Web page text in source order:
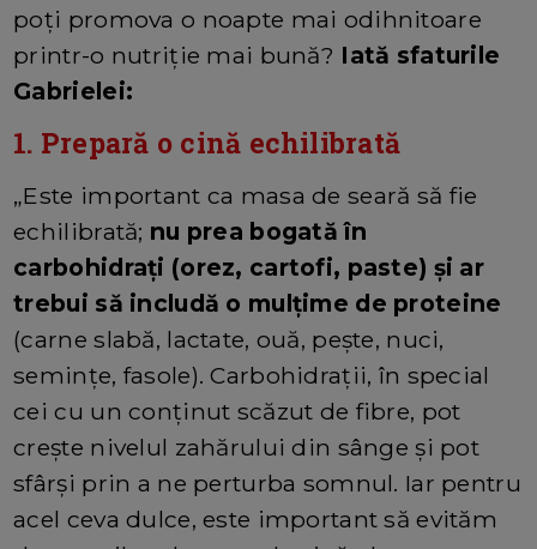
poți promova o noapte mai odihnitoare
printr-o nutriție mai bună? Iată sfaturile
Gabrielei:
1. Prepară o cină echilibrată
„Este important ca masa de seară să fie
echilibrată; nu prea bogată în
carbohidrați (orez, cartofi, paste) și ar
trebui să includă o mulțime de proteine
(carne slabă, lactate, ouă, pește, nuci,
semințe, fasole). Carbohidrații, în special
cei cu un conținut scăzut de fibre, pot
crește nivelul zahărului din sânge și pot
sfârși prin a ne perturba somnul. Iar pentru
acel ceva dulce, este important să evităm